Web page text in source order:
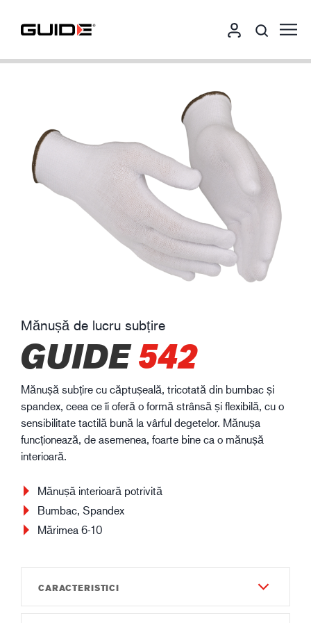
Mănușă de lucru subțire
GUIDE542
Mănușă subțire cu căptușeală, tricotată din bumbac și
spandex, ceea ce îi oferă o formă strânsă și flexibilă, cu o
sensibilitate tactilă bună la vârful degetelor. Mănușa
funcționează, de asemenea, foarte bine ca o mănușă
interioară.
Mănușă interioară potrivită
Bumbac, Spandex
Mărimea 6-10
CARACTERISTICI